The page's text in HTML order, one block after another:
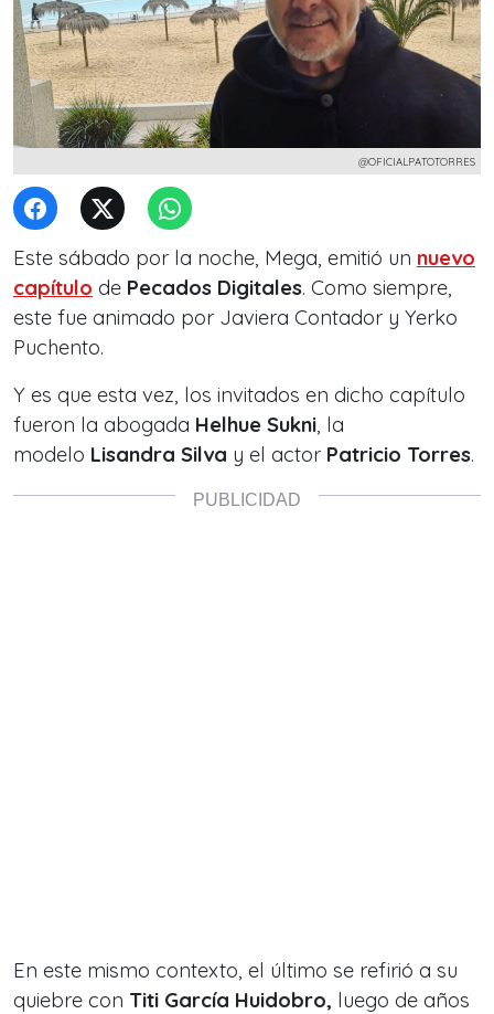
@OFICIALPATOTORRES
Este sábado por la noche, Mega, emitió un nuevo
capítulo de Pecados Digitales. Como siempre,
este fue animado por Javiera Contador y Yerko
Puchento.
Y es que esta vez, los invitados en dicho capítulo
fueron la abogada Helhue Sukni, la
modelo Lisandra Silva y el actor Patricio Torres.
En este mismo contexto, el último se refirió a su
quiebre con Titi García Huidobro, luego de años